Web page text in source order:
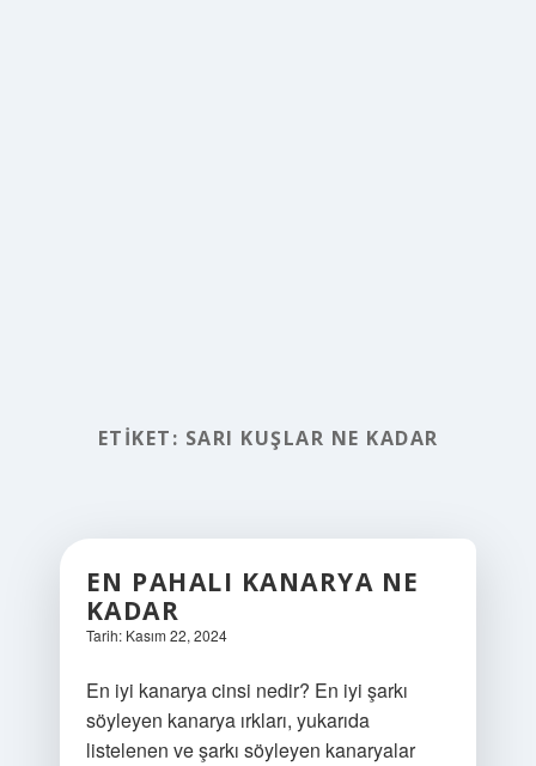
ETIKET: SARI KUŞLAR NE KADAR
EN PAHALI KANARYA NE
KADAR
Tarih: Kasım 22, 2024
En iyi kanarya cinsi nedir? En iyi şarkı
söyleyen kanarya ırkları, yukarıda
listelenen ve şarkı söyleyen kanaryalar